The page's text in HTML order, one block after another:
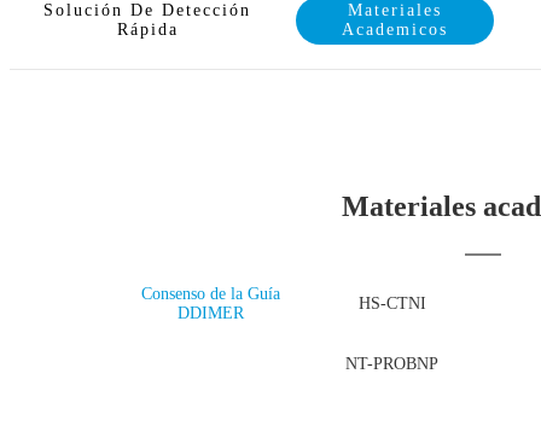
Solución De Detección
Rápida
Materiales
Academicos
Materiales
Consenso de la Guía
DDIMER
HS-CTNI
NT-PROBNP